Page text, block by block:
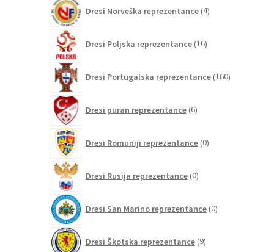
Dresi Norveška reprezentance 4izdelki
Dresi Poljska reprezentance 16izdelkov
Dresi Portugalska reprezentance 160izdelkov
Dresi puran reprezentance 6izdelkov
Dresi Romuniji reprezentance 0izdelkov
Dresi Rusija reprezentance 0izdelkov
Dresi San Marino reprezentance 0izdelkov
Dresi Škotska reprezentance 9izdelkov